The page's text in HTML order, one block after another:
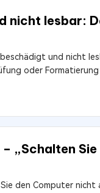
nicht lesbar:
und nicht
oder
„Schalten
den Computer